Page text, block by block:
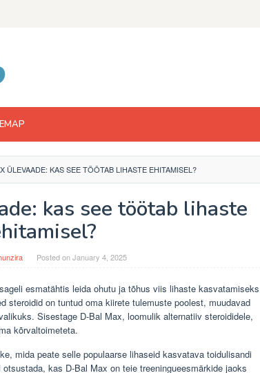
ÜLEVAADE: KAS SEE TÖÖTAB LIHASTE EHITAMISEL?
kas see töötab lihaste
Posted onJanuary 4, 2025
esmatähtis leida ohutu ja tõhus viis lihaste kasvatamiseks
steroidid on tuntud oma kiirete tulemuste poolest, muudavad
Sisestage D-Bal Max, loomulik alternatiiv steroididele,
kõrvaltoimeteta.
mida peate selle populaarse lihaseid kasvatava toidulisandi
kas D-Bal Max on teie treeningueesmärkide jaoks